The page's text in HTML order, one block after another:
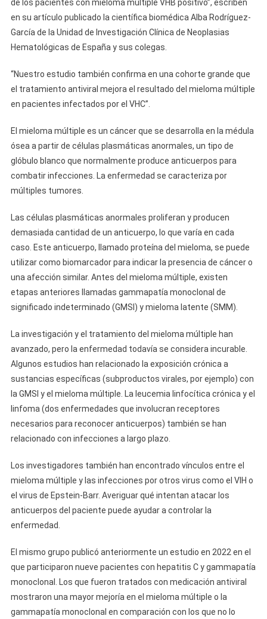
de los pacientes con mieloma múltiple VHB positivo”, escriben
en su artículo publicado la científica biomédica Alba Rodríguez-
García de la Unidad de Investigación Clínica de Neoplasias
Hematológicas de España y sus colegas.
“Nuestro estudio también confirma en una cohorte grande que
el tratamiento antiviral mejora el resultado del mieloma múltiple
en pacientes infectados por el VHC”.
El mieloma múltiple es un cáncer que se desarrolla en la médula
ósea a partir de células plasmáticas anormales, un tipo de
glóbulo blanco que normalmente produce anticuerpos para
combatir infecciones. La enfermedad se caracteriza por
múltiples tumores.
Las células plasmáticas anormales proliferan y producen
demasiada cantidad de un anticuerpo, lo que varía en cada
caso. Este anticuerpo, llamado proteína del mieloma, se puede
utilizar como biomarcador para indicar la presencia de cáncer o
una afección similar. Antes del mieloma múltiple, existen
etapas anteriores llamadas gammapatía monoclonal de
significado indeterminado (GMSI) y mieloma latente (SMM).
La investigación y el tratamiento del mieloma múltiple han
avanzado, pero la enfermedad todavía se considera incurable.
Algunos estudios han relacionado la exposición crónica a
sustancias específicas (subproductos virales, por ejemplo) con
la GMSI y el mieloma múltiple. La leucemia linfocítica crónica y el
linfoma (dos enfermedades que involucran receptores
necesarios para reconocer anticuerpos) también se han
relacionado con infecciones a largo plazo.
Los investigadores también han encontrado vínculos entre el
mieloma múltiple y las infecciones por otros virus como el VIH o
el virus de Epstein-Barr. Averiguar qué intentan atacar los
anticuerpos del paciente puede ayudar a controlar la
enfermedad.
El mismo grupo publicó anteriormente un estudio en 2022 en el
que participaron nueve pacientes con hepatitis C y gammapatía
monoclonal. Los que fueron tratados con medicación antiviral
mostraron una mayor mejoría en el mieloma múltiple o la
gammapatía monoclonal en comparación con los que no lo